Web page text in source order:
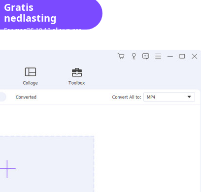
Gratis
nedlasting
For macOS 10.12 eller nyere